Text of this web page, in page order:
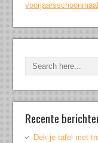
Recente
Dek je tafel met